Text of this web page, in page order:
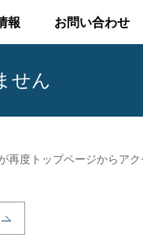
報 お問い合わせ
せん
再度トップページからア